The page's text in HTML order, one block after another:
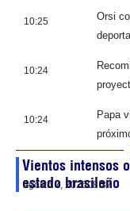
10:25
Orsi
10:24
10:24
Papa
Vientos intensos
estado brasileño
agosto 7, 202608:37